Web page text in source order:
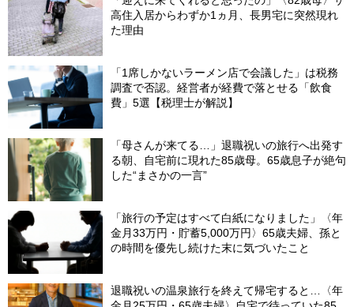
高住入居からわずか1ヵ月、長男宅に突然現れ
た理由
「1席しかないラーメン店で会議した」は税務
調査で否認。経営者が経費で落とせる「飲食
費」5選【税理士が解説】
「母さんが来てる…」退職祝いの旅行へ出発す
る朝、自宅前に現れた85歳母。65歳息子が絶句
した“まさかの一言”
「旅行の予定はすべて白紙になりました」〈年
金月33万円・貯蓄5,000万円〉65歳夫婦、孫と
の時間を優先し続けた末に気づいたこと
退職祝いの温泉旅行を終えて帰宅すると…〈年